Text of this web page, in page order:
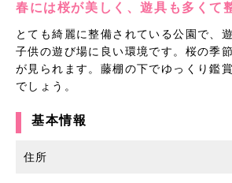
春には桜が美しく、遊具も多くて
とても綺麗に整備されている公園で、
子供の遊び場に良い環境です。桜の季
が見られます。藤棚の下でゆっくり鑑
でしょう。
基本情報
住所